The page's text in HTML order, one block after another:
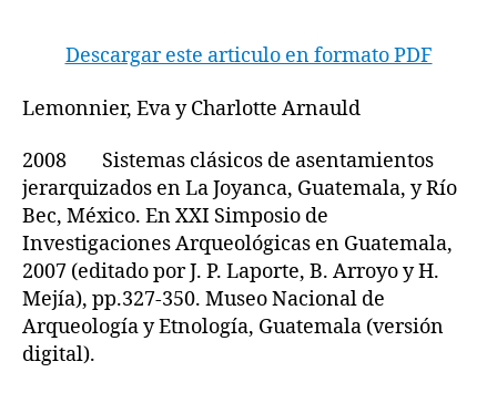
Descargar este articulo en formato PDF
Lemonnier, Eva y Charlotte Arnauld
2008 Sistemas clásicos de asentamientos
jerarquizados en La Joyanca, Guatemala, y Río
Bec, México. En XXI Simposio de
Investigaciones Arqueológicas en Guatemala,
2007 (editado por J. P. Laporte, B. Arroyo y H.
Mejía), pp.327-350. Museo Nacional de
Arqueología y Etnología, Guatemala (versión
digital).